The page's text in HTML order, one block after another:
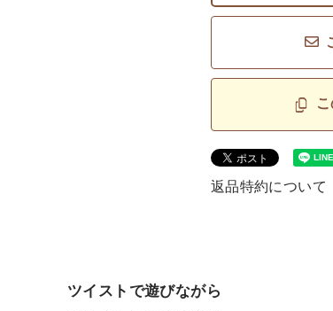
返品特約について
ツイストで遊びながら